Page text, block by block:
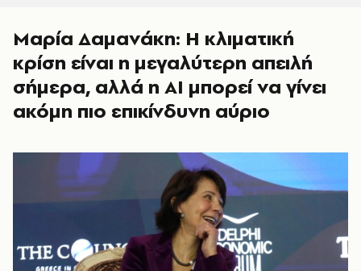
Μαρία Δαμανάκη: Η κλιματική
κρίση είναι η μεγαλύτερη απειλή
σήμερα, αλλά η AI μπορεί να γίνει
ακόμη πιο επικίνδυνη αύριο